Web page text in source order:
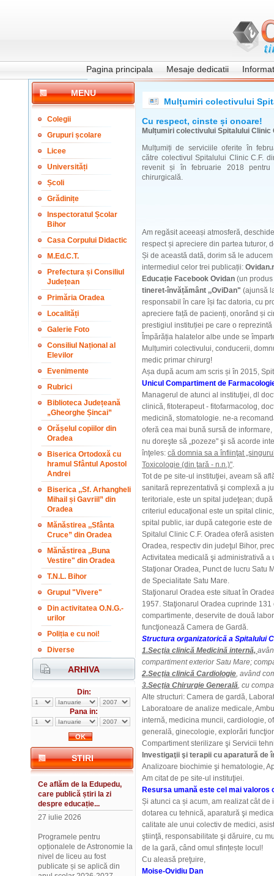
Pagina principala Mesaje dedicatii
MENU
Colegii
Grupuri școlare
Licee
Universități
Școli
Grădinițe
Inspectoratul Școlar
Bihor
Casa Corpului Didactic
M.Ed.C.T.
Prefectura și Consiliul
Județean
Primăria Oradea
Localități
Galerie Foto
Consiliul Național al
Elevilor
Evenimente
Rubrici
Biblioteca Județeană
„Gheorghe Șincai”
Orășelul copiilor din
Oradea
Biserica Ortodoxă cu
hramul Sfântul Apostol
Andrei
Biserica ,,Sf. Arhangheli
Mihail și Gavriil” din
Oradea
Mănăstirea ,,Sfânta
Cruce” din Oradea
Mănăstirea ,,Buna
Vestire" din Oradea
T.N.L. Bihor
Grupul "Vivere"
Din activitatea O.N.G.-
urilor
Poliția e cu noi!
Diverse
ARHIVA
Din:
Pana in:
STIRI
Ce aflăm de la Edupedu,
care publică știri la zi
despre educație...
27 iulie 2026
Programele pentru
opționalele de Astronomie la
nivel de liceu au fost
publicate și se aplică din
Mulțumiri colectivului
Cu respect, cinste și onoare!
Mulțumiri colectivului Spitalului Clinic
Mulțumiți de serviciile oferite în
către colectivul Spitalului Clinic C.F.
revenit și în februarie 2018 pentru
chirurgicală.
Am regăsit aceeași atmosferă,
respect și apreciere din partea tuturor,
Și de această dată, dorim să le
intermediul celor trei publicații:
Educație Facebook Ovidan (un
tineret-învățământ ,,OviDan" (ajunsă
responsabil în care își fac datoria, cu
apreciere față de pacienți, onorând și
prestigiul instituției pe care o
Împărăția halatelor albe unde se
Mulțumiri colectivului, conducerii,
medic primar chirurg!
Așa după acum am scris și în 2015,
Unicul Compartiment de
Managerul de atunci al instituţiei, dl
clinică, fitoterapeut - fitofarmacolog,
medicină, stomatologie. ne-a
oferă cea mai bună sursă de
nu doreşte să „pozeze" şi să acorde
înţeles: că domnia sa a înfiinţat
Toxicologie (din ţară - n.n.)".
Tot de pe site-ul instituţiei, aveam să
sanitară reprezentativă şi complexă a
teritoriale, este un spital judeţean;
criteriul educaţional este un spital
spital public, iar după categorie este de
Spitalul Clinic C.F. Oradea oferă
Oradea, respectiv din judeţul Bihor,
Activitatea medicală şi administrativă
Staţionar Oradea, Punct de lucru Satu
de Specialitate Satu Mare.
Staţionarul Oradea este situat în
1957. Staţionarul Oradea cuprinde
compartimente, deservite de două
funcţionează Camera de Gardă.
Structura organizatorică a Spitalului
1.Secţia clinică Medicină internă,
compartiment exterior Satu Mare;
2.Secţia clinică Cardiologie, având
3.Secţia Chirurgie Generală, cu
Alte structuri: Camera de gardă,
Laboratoare de analize medicale,
internă, medicina muncii, cardiologie,
generală, ginecologie, explorări
Compartiment sterilizare şi Servicii
Investigaţii şi terapii cu aparatură de
Analizoare biochimie şi hematologie,
Am citat de pe site-ul instituţiei.
Resursa umană este cel mai valoros
Și atunci ca și acum, am realizat cât
dotarea cu tehnică, aparatură şi
calitate ale unui colectiv de medici,
ştiinţă, responsabilitate şi dăruire, cu
de la gară, când omul sfințește locul!
Cu aleasă preţuire,
Moise-Ovidiu Dan